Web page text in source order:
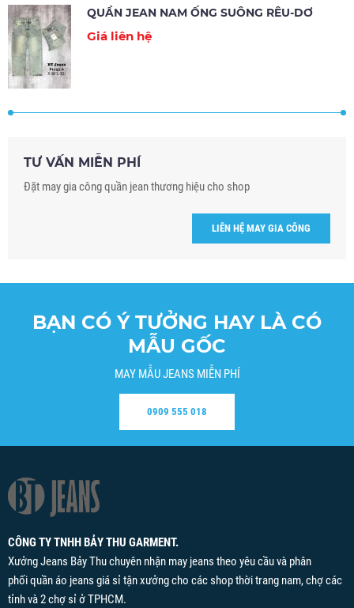
QUẦN JEAN NAM ỐNG SUÔNG RÊU-DƠ
Giá liên hệ
TƯ VẤN MIỄN PHÍ
Đặt may gia công quần jean thương hiệu cho shop
LIÊN HỆ MAY GIA CÔNG
BẠN CÓ Ý TƯỞNG HAY LÀ CÓ
MẪU GỐC
MAY MẪU JEANS MIỄN PHÍ
0909 555 018
CÔNG TY TNHH BẢY THU GARMENT.
Xưởng Jeans Bảy Thu chuyên nhận may jeans theo yêu cầu và phân
phối quần áo jeans giá sỉ tận xưởng cho các shop thời trang nam, chợ các
tỉnh và 2 chợ sỉ ở TPHCM.